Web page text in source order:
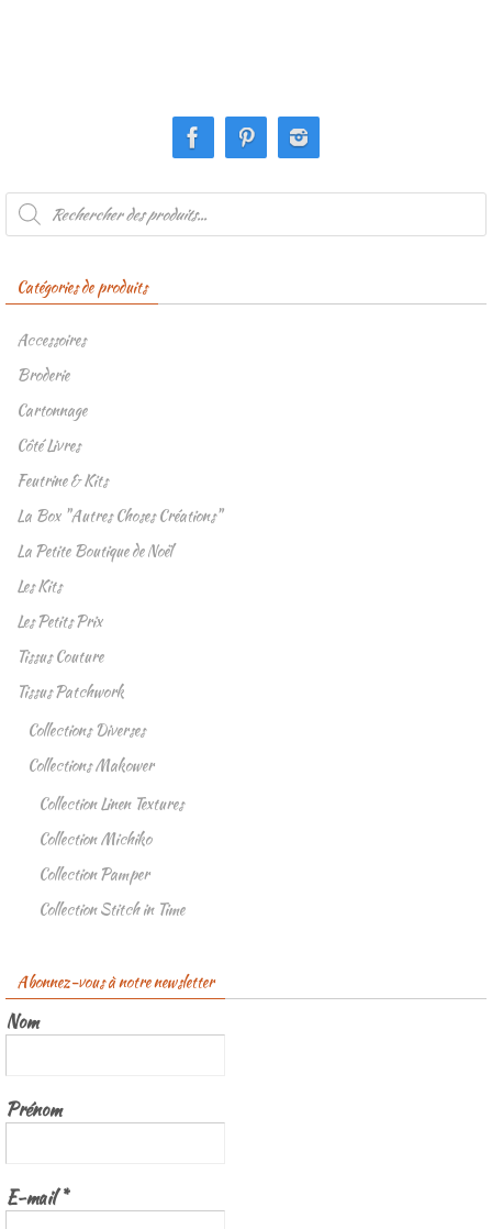
Recherche
produits
Catégories de produits
Accessoires
Broderie
Cartonnage
Côté Livres
Feutrine & Kits
La Box "Autres Choses Créations"
La Petite Boutique de Noël
Les Kits
Les Petits Prix
Tissus Couture
Tissus Patchwork
Collections Diverses
Collections Makower
Collection Linen Textures
Collection Michiko
Collection Pamper
Collection Stitch in Time
Abonnez-vous à notre newsletter
Nom
Prénom
E-mail*